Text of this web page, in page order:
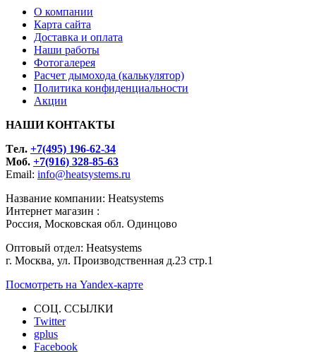
О компании
Карта сайта
Доставка и оплата
Наши работы
Фотогалерея
Расчет дымохода (калькулятор)
Политика конфиденциальности
Акции
НАШИ КОНТАКТЫ
Tел. +7(495) 196-62-34
Моб. +7(916) 328-85-63
Email: info@heatsystems.ru
Название компании: Heatsystems
Интернет магазин :
Россия, Московская обл. Одинцово
Оптовый отдел: Heatsystems
г. Москва, ул. Производственная д.23 стр.1
Посмотреть на Yandex-карте
СОЦ. ССЫЛКИ
Twitter
gplus
Facebook